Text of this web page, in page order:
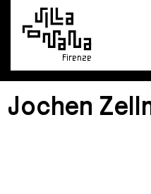
Firenze
Jochen